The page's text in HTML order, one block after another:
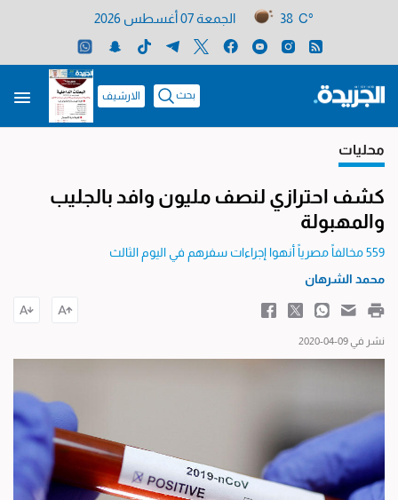
38 C° الجمعة 07 أغسطس 2026
بحث الارشيف
محليات
كشف احترازي لنصف مليون وافد بالجليب
والمهبولة
559 مخالفاً مصرياً أنهوا إجراءات سفرهم في اليوم الثالث
محمد الشرهان
نشر في 09-04-2020